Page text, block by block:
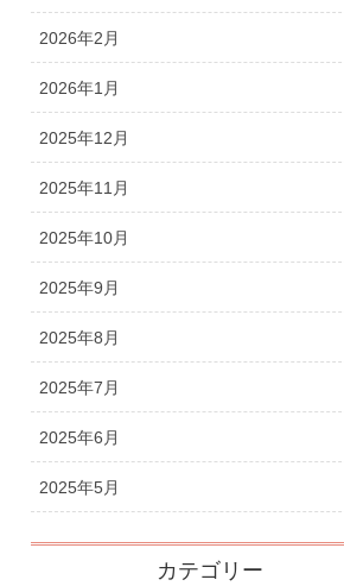
2026年2月
2026年1月
2025年12月
2025年11月
2025年10月
2025年9月
2025年8月
2025年7月
2025年6月
2025年5月
カテゴリー